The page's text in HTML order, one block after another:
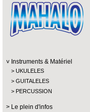
Instruments & Matériel
UKULELES
GUITALELES
PERCUSSION
Le plein d'infos